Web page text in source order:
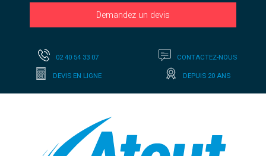
Demandez un devis
02 40 54 33 07 CONTACTEZ-NOUS
DEVIS EN LIGNE DEPUIS 20 ANS